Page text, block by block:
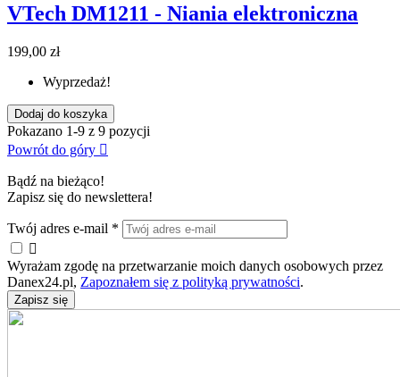
VTech DM1211 - Niania elektroniczna
199,00 zł
Wyprzedaż!
Dodaj do koszyka
Pokazano 1-9 z 9 pozycji
Powrót do góry 
Bądź na bieżąco!
Zapisz się do newslettera!
Twój adres e-mail *

Wyrażam zgodę na przetwarzanie moich danych osobowych przez
Danex24.pl, Zapoznałem się z polityką prywatności.